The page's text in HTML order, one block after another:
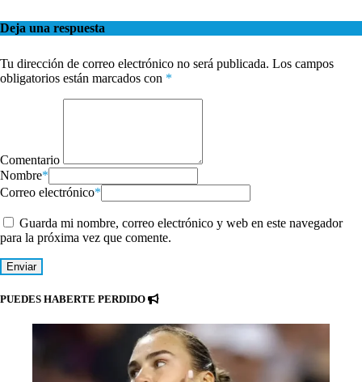
Deja una respuesta
Tu dirección de correo electrónico no será publicada. Los campos
obligatorios están marcados con *
Comentario
Nombre*
Correo electrónico*
Guarda mi nombre, correo electrónico y web en este navegador
para la próxima vez que comente.
PUEDES HABERTE PERDIDO